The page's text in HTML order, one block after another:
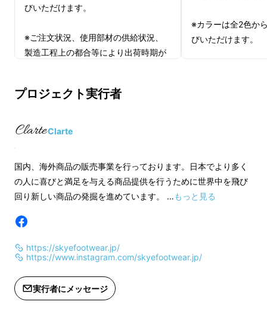
びいただけます。
※ご注文状況、使用部材の供給状況、
製造工程上の都合等により出荷時期が
※以下のように購入者様都合の再配送
配送となりますので、予めご了承下さ
・受け取らなかった
・入力した住所に誤りがあった
・住所変更をプロジェクト実行者へ連
絡しなかった
※カラーは全2色か
びいただけます。
い。
・受け取らなかった
プロジェクト実行者
Clarte
国内、海外商品の販売事業を行っております。日本でより多く
の人に喜びと満足を与える商品提供を行うために世界中を飛び
回り新しい商品の発掘を進めています。 …もっと見る
https://skyefootwear.jp/
https://www.instagram.com/skyefootwear.jp/
実行者にメッセージ